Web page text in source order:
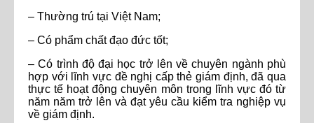
– Thường trú tại Việt Nam;
– Có phẩm chất đạo đức tốt;
– Có trình độ đại học trở lên về chuyên ngành phù
hợp với lĩnh vực đề nghị cấp thẻ giám định, đã qua
thực tế hoạt động chuyên môn trong lĩnh vực đó từ
năm năm trở lên và đạt yêu cầu kiểm tra nghiệp vụ
về giám định.